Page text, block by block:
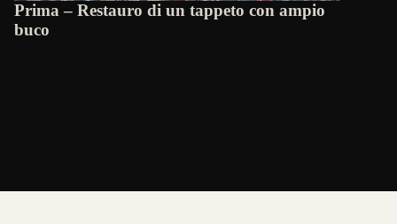
Prima – Restauro di un tappeto con ampio
buco